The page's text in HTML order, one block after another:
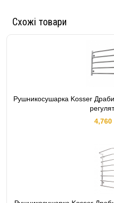
Схожі товари
Рушникосушарка Kosser
4,760